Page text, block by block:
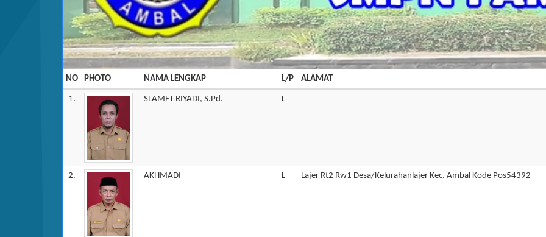
NO PHOTO NAMA LENGKAP L/P ALAMAT
1. SLAMET RIYADI, S.Pd. L
2. AKHMADI L Lajer Rt2 Rw1 Desa/Kelurahanlajer Kec. Ambal Kode Pos54392